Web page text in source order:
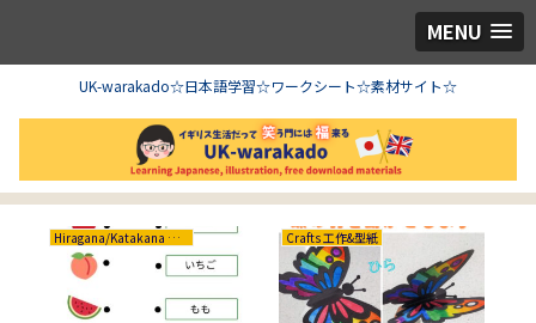
MENU
UK-warakado☆日本語学習☆ワークシート☆素材サイト☆
Hiragana/Katakana ひらがな/カタカナ Crafts 工作&型紙